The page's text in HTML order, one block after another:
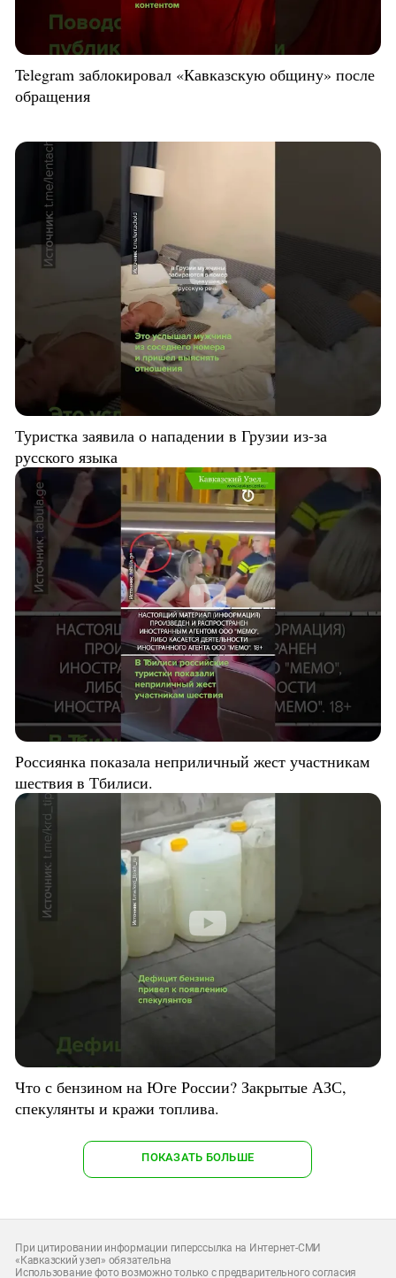
Telegram заблокировал «Кавказскую общину» после
обращения
Туристка заявила о нападении в Грузии из-за
русского языка
Россиянка показала неприличный жест участникам
шествия в Тбилиси.
Что с бензином на Юге России? Закрытые АЗС,
спекулянты и кражи топлива.
ПОКАЗАТЬ БОЛЬШЕ
При цитировании информации гиперссылка на Интернет-СМИ
«Кавказский узел» обязательна
Использование фото возможно только с предварительного согласия